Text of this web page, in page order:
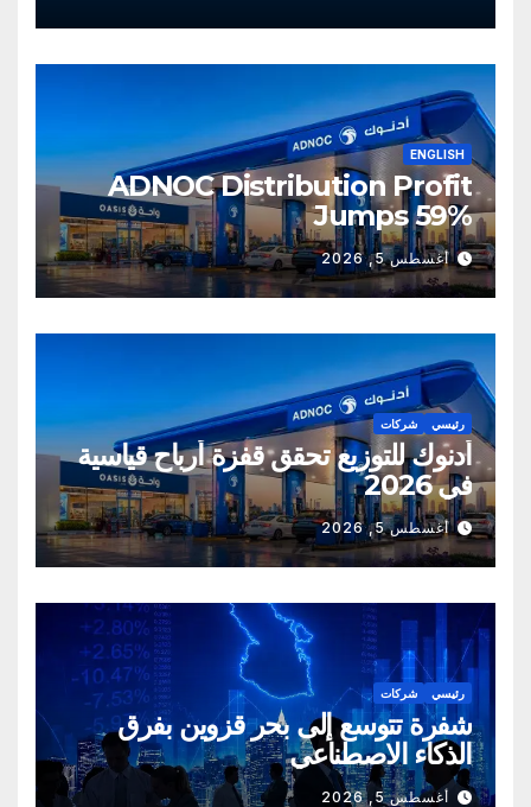
ENGLISH
ADNOC Distribution Profit
Jumps 59%
أغسطس 5, 2026
رئيسي شركات
أدنوك للتوزيع تحقق قفزة أرباح قياسية
في 2026
أغسطس 5, 2026
رئيسي شركات
شفرة تتوسع إلى بحر قزوين بفرق
الذكاء الاصطناعي
أغسطس 5, 2026